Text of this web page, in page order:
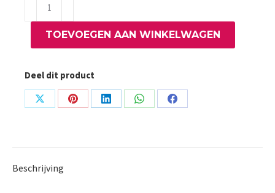
wit
tailleslipTOEVOEGEN AAN WINKELWAGEN
Deel dit product
Share
Share
Share
Share
Share
Beschrijving